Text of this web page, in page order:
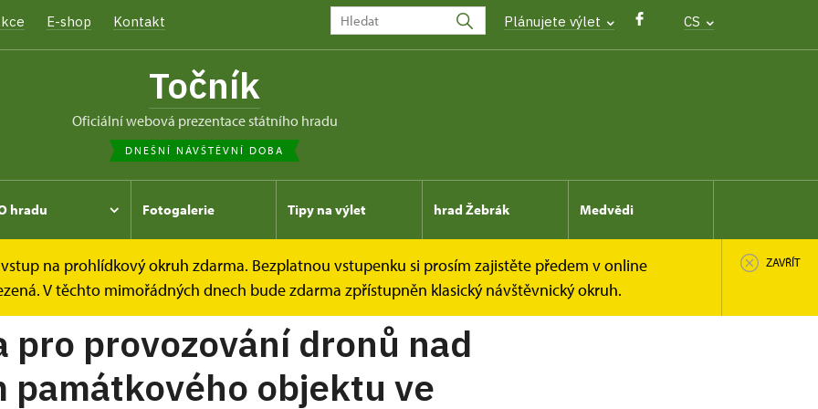
E-shop Kontakt Plánujete výlet CS
Točník
oficiální webová prezentace státního hradu
DNEŠNÍ NÁVŠTĚVNÍ DOBA
hradu Fotogalerie Tipy na výlet hrad Žebrák Medvědi
na prohlídkový okruh zdarma. Bezplatnou vstupenku si prosím zajistěte předem v online
V těchto mimořádných dnech bude zdarma zpřístupněn klasický návštěvnický okruh.
ZAVŘÍT
pro provozování dronů nad
památkového objektu ve